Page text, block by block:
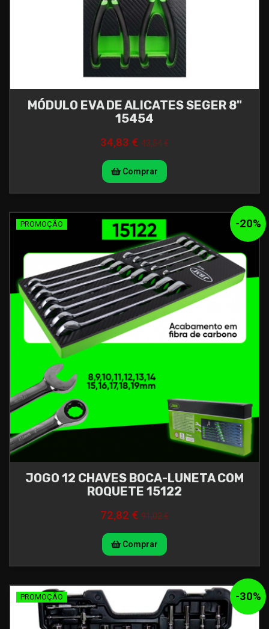
MÓDULO EVA DE ALICATES SEGER 8"
15454
34,83 € 43,54 €
Comprar
-20%
PROMOÇÃO
JOGO 12 CHAVES BOCA-LUNETA COM
ROQUETE 15122
72,82 € 91,02 €
Comprar
-30%
PROMOÇÃO